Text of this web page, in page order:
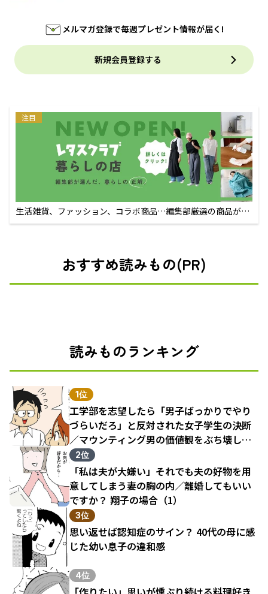
メルマガ登録で毎週プレゼント情報が届く!
新規会員登録する
注目
生活雑貨、ファッション、コラボ商品…編集部厳選の商品が買
えるECサイト
おすすめ読みもの(PR)
読みものランキング
1位
工学部を志望したら「男子ばっかりでやり
づらいだろ」と反対された女子学生の決断
／マウンティング男の価値観をぶち壊した
結果（1）
2位
「私は夫が大嫌い」それでも夫の好物を用
意してしまう妻の胸の内／離婚してもいい
ですか？ 翔子の場合（1）
3位
思い返せば認知症のサイン？ 40代の母に感
じた幼い息子の違和感
4位